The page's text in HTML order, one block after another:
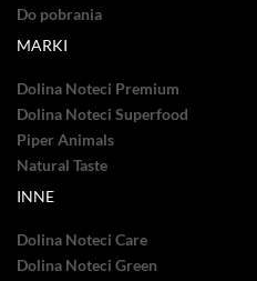
Do pobrania
MARKI
Dolina Noteci Premium
Dolina Noteci Superfood
Piper Animals
Natural Taste
INNE
Dolina Noteci Care
Dolina Noteci Green